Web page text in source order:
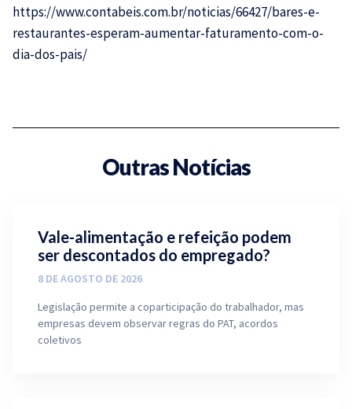
https://www.contabeis.com.br/noticias/66427/bares-e-
restaurantes-esperam-aumentar-faturamento-com-o-
dia-dos-pais/
Outras Notícias
Vale-alimentação e refeição podem
ser descontados do empregado?
8 DE AGOSTO DE 2026
Legislação permite a coparticipação do trabalhador, mas
empresas devem observar regras do PAT, acordos
coletivos